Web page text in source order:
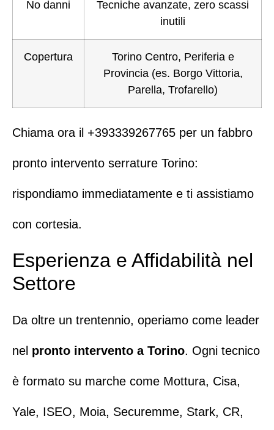
No danni
Tecniche avanzate, zero scassi
inutili
Copertura Torino Centro, Periferia e
Provincia (es. Borgo Vittoria,
Parella, Trofarello)
Chiama ora il +393339267765 per un fabbro
pronto intervento serrature Torino:
rispondiamo immediatamente e ti assistiamo
con cortesia.
Esperienza e Affidabilità nel
Settore
Da oltre un trentennio, operiamo come leader
nel pronto intervento a Torino. Ogni tecnico
è formato su marche come Mottura, Cisa,
Yale, ISEO, Moia, Securemme, Stark, CR,